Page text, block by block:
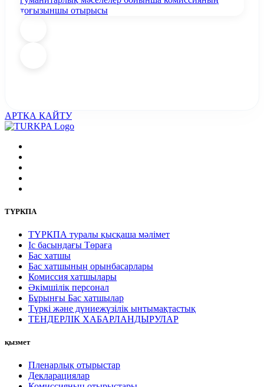
АРТҚА ҚАЙТУ
ТҮРКПА
ТҮРКПА туралы қысқаша мәлімет
Iс басындағы Төраға
Бас хатшы
Бас хатшының орынбасарлары
Комиссия хатшылары
Әкімшілік персонал
Бұрынғы Бас хатшылар
Түркі және дүниежүзілік ынтымақтастық
ТЕНДЕРЛІК ХАБАРЛАНДЫРУЛАР
қызмет
Пленарлық отырыстар
Декларациялар